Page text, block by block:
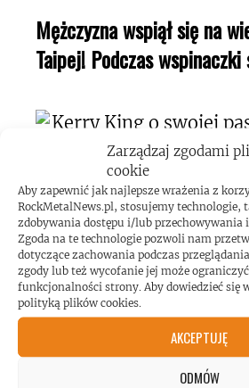
Zarządzaj zgodami
cookie
Aby zapewnić jak najlepsze wrażenia z
RockMetalNews.pl, stosujemy technologie,
zdobywania dostępu i/lub przechowywania
Zgoda na te technologie pozwoli nam
dotyczące zachowania podczas
zgody lub też wycofanie jej może
funkcjonalności strony. Aby dowiedzieć się
polityką plików cookies.
AKCEPTUJĘ
ODMÓW
Mężczyzna wspiął się na
Taipej! Podczas wspinaczki
Kerry King o swojej pasji
pinball!
Koncert AC/DC